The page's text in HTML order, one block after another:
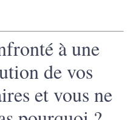
à une
de vos
et vous ne